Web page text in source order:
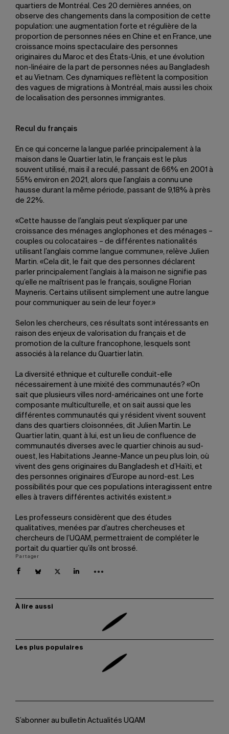
quartiers de Montréal. Ces 20 dernières années, on
observe des changements dans la composition de cette
population: une augmentation forte et régulière de la
proportion de personnes nées en Chine et en France, une
croissance moins spectaculaire des personnes
originaires du Maroc et des États-Unis, et une évolution
non-linéaire de la part de personnes nées au Bangladesh
et au Vietnam. Ces dynamiques reflètent la composition
des vagues de migrations à Montréal, mais aussi les choix
de localisation des personnes immigrantes.
Recul du français
En ce qui concerne la langue parlée principalement à la
maison dans le Quartier latin, le français est le plus
souvent utilisé, mais il a reculé, passant de 66% en 2001 à
55% environ en 2021, alors que l’anglais a connu une
hausse durant la même période, passant de 9,18% à près
de 22%.
«Cette hausse de l’anglais peut s’expliquer par une
croissance des ménages anglophones et des ménages –
couples ou colocataires – de différentes nationalités
utilisant l’anglais comme langue commune», relève Julien
Martin. «Cela dit, le fait que des personnes déclarent
parler principalement l’anglais à la maison ne signifie pas
qu’elle ne maîtrisent pas le français, souligne Florian
Mayneris. Certains utilisent simplement une autre langue
pour communiquer au sein de leur foyer.»
Selon les chercheurs, ces résultats sont intéressants en
raison des enjeux de valorisation du français et de
promotion de la culture francophone, lesquels sont
associés à la relance du Quartier latin.
La diversité ethnique et culturelle conduit-elle
nécessairement à une mixité des communautés? «On
sait que plusieurs villes nord-américaines ont une forte
composante multiculturelle, et on sait aussi que les
différentes communautés qui y résident vivent souvent
dans des quartiers cloisonnées, dit Julien Martin. Le
Quartier latin, quant à lui, est un lieu de confluence de
communautés diverses avec le quartier chinois au sud-
ouest, les Habitations Jeanne-Mance un peu plus loin, où
vivent des gens originaires du Bangladesh et d’Haïti, et
des personnes originaires d’Europe au nord-est. Les
possibilités pour que ces populations interagissent entre
elles à travers différentes activités existent.»
Les professeurs considèrent que des études
qualitatives, menées par d’autres chercheuses et
chercheurs de l’UQAM, permettraient de compléter le
portait du quartier qu’ils ont brossé.
Partager
À lire aussi
Les plus populaires
S’abonner au bulletin Actualités UQAM